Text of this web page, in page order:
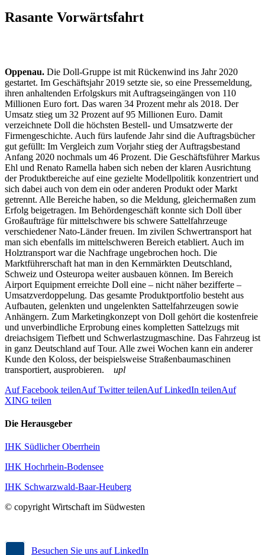
Rasante Vorwärtsfahrt
Oppenau. Die Doll-Gruppe ist mit Rückenwind ins Jahr 2020
gestartet. Im Geschäftsjahr 2019 setzte sie, so eine Pressemeldung,
ihren anhaltenden Erfolgskurs mit Auftragseingängen von 110
Millionen Euro fort. Das waren 34 Prozent mehr als 2018. Der
Umsatz stieg um 32 Prozent auf 95 Millionen Euro. Damit
verzeichnete Doll die höchsten Bestell- und Umsatzwerte der
Firmengeschichte. Auch fürs laufende Jahr sind die Auftragsbücher
gut gefüllt: Im Vergleich zum Vorjahr stieg der Auftragsbestand
Anfang 2020 nochmals um 46 Prozent. Die Geschäftsführer Markus
Ehl und Renato Ramella haben sich neben der klaren Ausrichtung
der Produktbereiche auf eine gezielte Modellpolitik konzentriert und
sich dabei auch von dem ein oder anderen Produkt oder Markt
getrennt. Alle Bereiche haben, so die Meldung, gleichermaßen zum
Erfolg beigetragen. Im Behördengeschäft konnte sich Doll über
Großaufträge für mittelschwere bis schwere Sattelfahrzeuge
verschiedener Nato-Länder freuen. Im zivilen Schwertransport hat
man sich ebenfalls im mittelschweren Bereich etabliert. Auch im
Holztransport war die Nachfrage ungebrochen hoch. Die
Marktführerschaft hat man in den Kernmärkten Deutschland,
Schweiz und Osteuropa weiter ausbauen können. Im Bereich
Airport Equipment erreichte Doll eine – nicht näher bezifferte –
Umsatzverdoppelung. Das gesamte Produktportfolio besteht aus
Aufbauten, gelenkten und ungelenkten Sattelfahrzeugen sowie
Anhängern. Zum Marketingkonzept von Doll gehört die kostenfreie
und unverbindliche Erprobung eines kompletten Sattelzugs mit
dreiachsigem Tiefbett und Schwerlastzugmaschine. Das Fahrzeug ist
in ganz Deutschland auf Tour. Alle zwei Wochen kann ein anderer
Kunde den Koloss, der beispielsweise Straßenbaumaschinen
transportiert, ausprobieren.
upl
Auf Facebook teilenAuf Twitter teilenAuf LinkedIn teilenAuf
XING teilen
Die Herausgeber
IHK Südlicher Oberrhein
IHK Hochrhein-Bodensee
IHK Schwarzwald-Baar-Heuberg
© copyright Wirtschaft im Südwesten
Besuchen Sie uns auf LinkedIn